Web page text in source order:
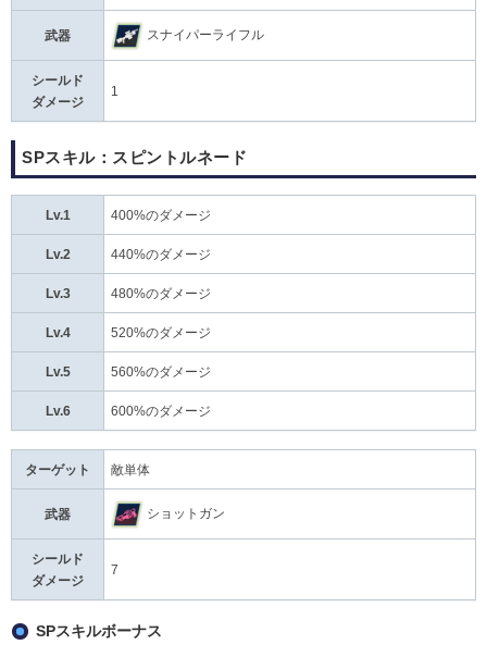
武器 スナイパーライフル
シールド
ダメージ
1
SPスキル：スピントルネード
Lv.1 400%のダメージ
Lv.2 440%のダメージ
Lv.3 480%のダメージ
Lv.4 520%のダメージ
Lv.5 560%のダメージ
Lv.6 600%のダメージ
ターゲット 敵単体
武器 ショットガン
シールド
ダメージ
7
SPスキルボーナス